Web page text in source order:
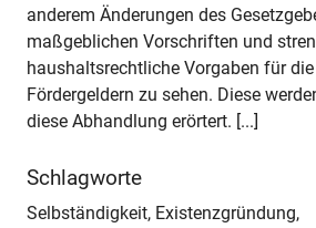
anderem Änderungen des
maßgeblichen Vorschriften und
haushaltsrechtliche Vorgaben für
Fördergeldern zu sehen. Diese
diese Abhandlung erörtert. [...]
Schlagworte
Selbständigkeit, Existenzgründung,